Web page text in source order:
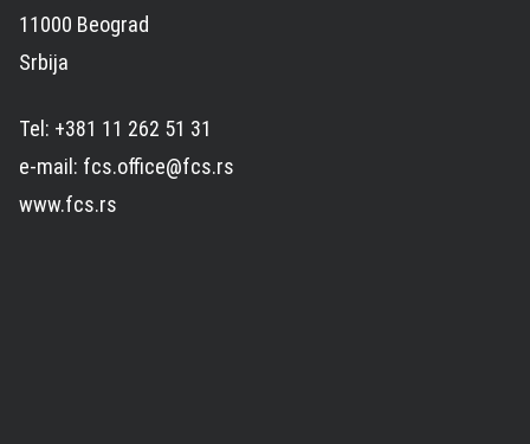
11000 Beograd
Srbija
Tel: +381 11 262 51 31
e-mail: fcs.office@fcs.rs
www.fcs.rs